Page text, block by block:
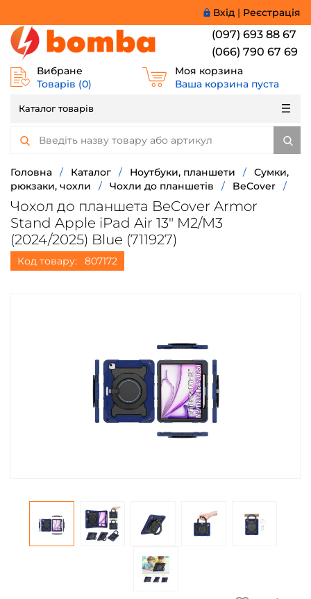
Вхід | Реєстрація
(097) 693 88 67
(066) 790 67 69
Вибране
Товарів (0)
Моя корзина
Ваша корзина пуста
Каталог товарів
Головна / Каталог / Ноутбуки, планшети /
Сумки,
рюкзаки, чохли
/ Чохли до планшетів / BeCover /
Чохол до планшета BeCover Armor
Stand Apple iPad Air 13" M2/M3
(2024/2025) Blue (711927)
Код товару: 807172